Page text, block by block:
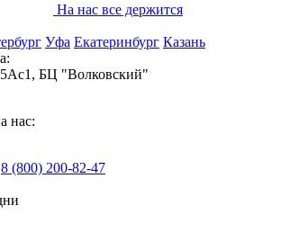
На нас все держится
Уфа Екатеринбург Казань
5Ас1, БЦ "Волковский"
нас:
8 (800) 200-82-47